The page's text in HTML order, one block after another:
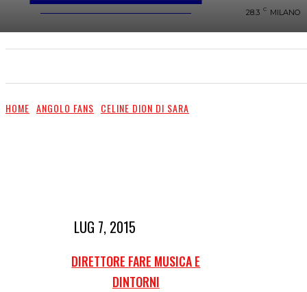
28.3 C MILANO
HOME ANGOLO FANS CELINE DION DI SARA
LUG 7, 2015
DIRETTORE FARE MUSICA E
DINTORNI